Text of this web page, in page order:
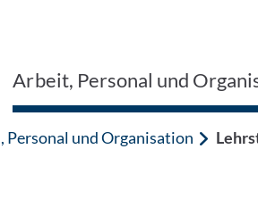
Arbeit, Personal und
Personal und Organisation